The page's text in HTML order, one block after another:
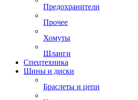
Предохранители
Прочее
Хомуты
Шланги
Спецтехника
Шины и диски
Браслеты и цепи